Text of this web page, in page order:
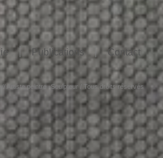
Publications Contact
Artiste peintre -Sculpteur / Tous droits réservés